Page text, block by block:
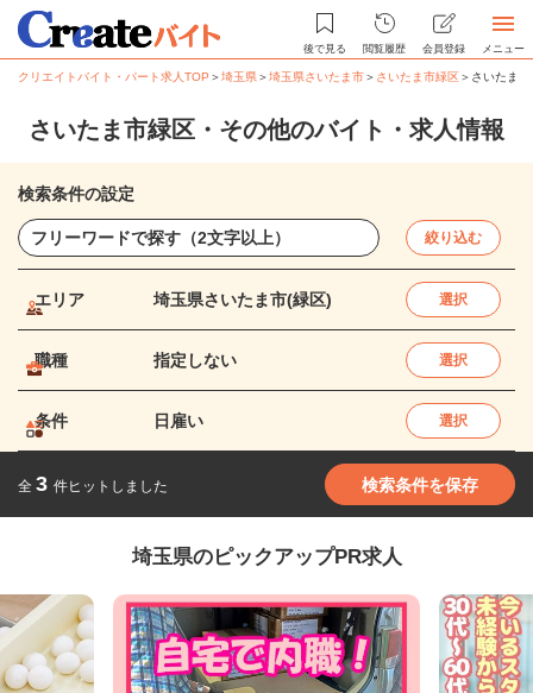
後で見る 閲覧履歴 会員登録 メニュー
クリエイトバイト・パート求人TOP ＞埼玉県＞埼玉県さいたま市＞ さいたま市緑区＞ さいたま
さいたま市緑区・その他のバイト・求人情報
検索条件の設定
絞り込む
エリア 埼玉県さいたま市(緑区) 選択
職種 指定しない 選択
条件 日雇い 選択
全 3 件ヒットしました 検索条件を保存
埼玉県のピックアップPR求人